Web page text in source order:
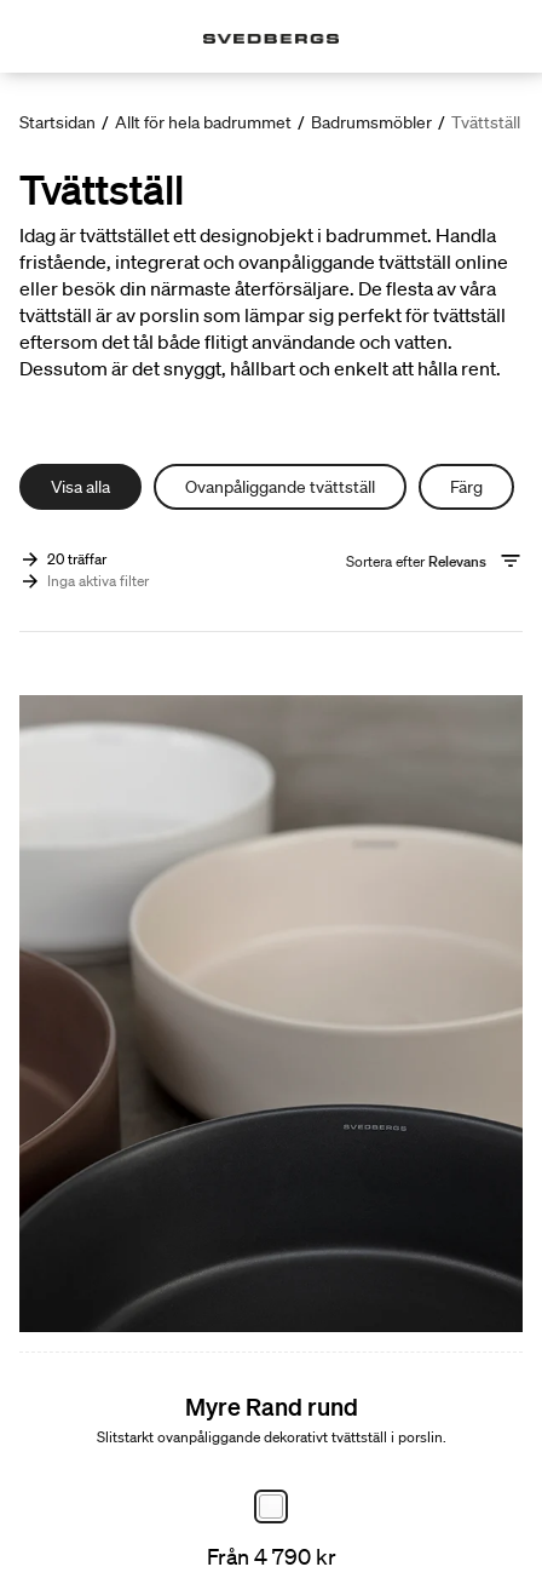
Startsidan / Allt för hela badrummet / Badrumsmöbler / Tvättställ
Tvättställ
Idag är tvättstället ett designobjekt i badrummet. Handla
fristående, integrerat och ovanpåliggande tvättställ online
eller besök din närmaste återförsäljare. De flesta av våra
tvättställ är av porslin som lämpar sig perfekt för tvättställ
eftersom det tål både flitigt användande och vatten.
Dessutom är det snyggt, hållbart och enkelt att hålla rent.
Visa alla Ovanpåliggande tvättställ Färg
20 träffar
Inga aktiva filter
Sortera efterRelevans
Myre Rand rund
Slitstarkt ovanpåliggande dekorativt tvättställ i porslin.
Från 4 790 kr